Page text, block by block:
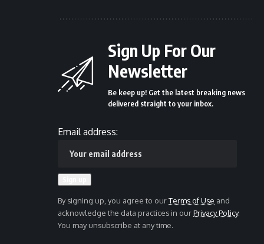
Sign Up For Our
Newsletter
Be keep up! Get the latest breaking news
delivered straight to your inbox.
Email address:
By signing up, you agree to ourTerms of Use and
acknowledge the data practices in ourPrivacy Policy.
You may unsubscribe at any time.